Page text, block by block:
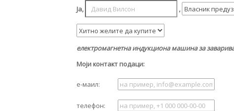
Ја, , ,
електромагнетна индукциона машина за
Моји контакт подаци:
е-маил:
телефон: